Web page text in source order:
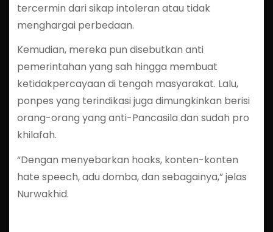
tercermin dari sikap intoleran atau tidak
menghargai perbedaan.
Kemudian, mereka pun disebutkan anti
pemerintahan yang sah hingga membuat
ketidakpercayaan di tengah masyarakat. Lalu,
ponpes yang terindikasi juga dimungkinkan berisi
orang-orang yang anti-Pancasila dan sudah pro
khilafah.
“Dengan menyebarkan hoaks, konten-konten
hate speech, adu domba, dan sebagainya,” jelas
Nurwakhid.